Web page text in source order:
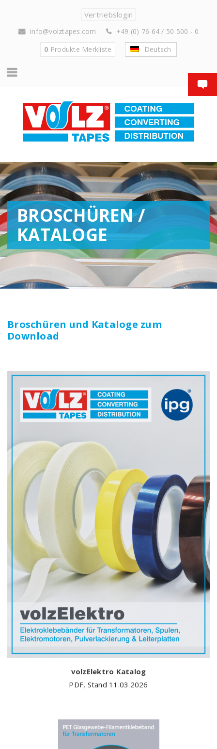
Vertriebslogin
info@volztapes.com
+49 (0) 76 64 / 50 500 - 0
0 Produkte Merkliste Deutsch
BROSCHÜREN /
KATALOGE
Broschüren und Kataloge zum
Download
volzElektro Katalog
PDF, Stand 11.03.2026